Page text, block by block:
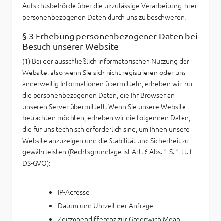
Aufsichtsbehörde über die unzulässige Verarbeitung Ihrer
personenbezogenen Daten durch uns zu beschweren.
§ 3 Erhebung personenbezogener Daten bei
Besuch unserer Website
(1) Bei der ausschließlich informatorischen Nutzung der
Website, also wenn Sie sich nicht registrieren oder uns
anderweitig Informationen übermitteln, erheben wir nur
die personenbezogenen Daten, die Ihr Browser an
unseren Server übermittelt. Wenn Sie unsere Website
betrachten möchten, erheben wir die folgenden Daten,
die für uns technisch erforderlich sind, um Ihnen unsere
Website anzuzeigen und die Stabilität und Sicherheit zu
gewährleisten (Rechtsgrundlage ist Art. 6 Abs. 1 S. 1 lit. f
DS-GVO):
IP-Adresse
Datum und Uhrzeit der Anfrage
Zeitzonendifferenz zur Greenwich Mean